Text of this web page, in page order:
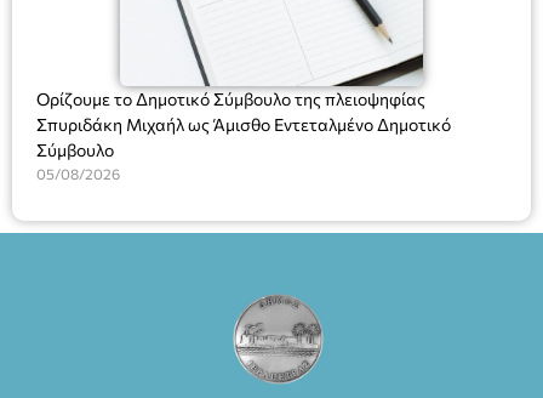
Ορίζουμε το Δημοτικό Σύμβουλο της πλειοψηφίας
Σπυριδάκη Μιχαήλ ως Άμισθο Εντεταλμένο Δημοτικό
Σύμβουλο
05/08/2026